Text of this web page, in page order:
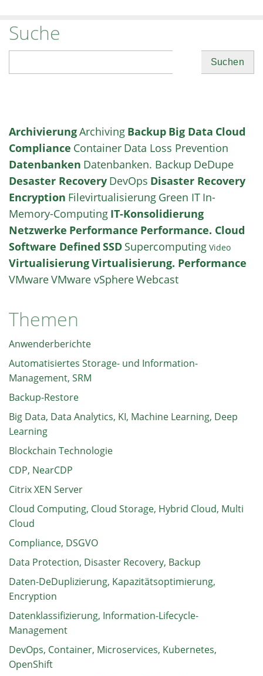
Suche
ArchivierungArchiving Backup Big Data Cloud
Compliance Container Data Loss Prevention
Datenbanken Datenbanken. Backup DeDupe
Desaster Recovery DevOps Disaster Recovery
Encryption Filevirtualisierung Green IT In-
Memory-Computing IT-Konsolidierung
Netzwerke Performance Performance. Cloud
Software Defined SSD Supercomputing Video
VirtualisierungVirtualisierung. Performance
VMwareVMware vSphereWebcast
Themen
Anwenderberichte
Automatisiertes Storage- und Information-
Management, SRM
Backup-Restore
Big Data, Data Analytics, KI, Machine Learning, Deep
Learning
Blockchain Technologie
CDP, NearCDP
Citrix XEN Server
Cloud Computing, Cloud Storage, Hybrid Cloud, Multi
Cloud
Compliance, DSGVO
Data Protection, Disaster Recovery, Backup
Daten-DeDuplizierung, Kapazitätsoptimierung,
Encryption
Datenklassifizierung, Information-Lifecycle-
Management
DevOps, Container, Microservices, Kubernetes,
OpenShift